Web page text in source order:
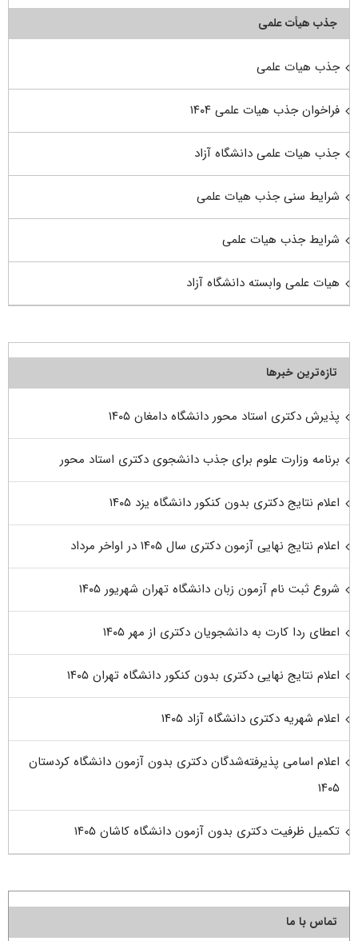
جذب هیأت علمی
جذب هیات علمی
فراخوان جذب هیات علمی ۱۴۰۴
جذب هیات علمی دانشگاه آزاد
شرایط سنی جذب هیات علمی
شرایط جذب هیات علمی
هیات علمی وابسته دانشگاه آزاد
تازه‌ترین خبرها
پذیرش دکتری استاد محور دانشگاه دامغان ۱۴۰۵
برنامه وزارت علوم برای جذب دانشجوی دکتری استاد محور
اعلام نتایج دکتری بدون کنکور دانشگاه یزد ۱۴۰۵
اعلام نتایج نهایی آزمون دکتری سال ۱۴۰۵ در اواخر مرداد
شروع ثبت نام آزمون زبان دانشگاه تهران شهریور ۱۴۰۵
اعطای ردا کارت به دانشجویان دکتری از مهر ۱۴۰۵
اعلام نتایج نهایی دکتری بدون کنکور دانشگاه تهران ۱۴۰۵
اعلام شهریه دکتری دانشگاه آزاد ۱۴۰۵
اعلام اسامی پذیرفته‌شدگان دکتری بدون آزمون دانشگاه کردستان
۱۴۰۵
تکمیل ظرفیت دکتری بدون آزمون دانشگاه کاشان ۱۴۰۵
تماس با ما